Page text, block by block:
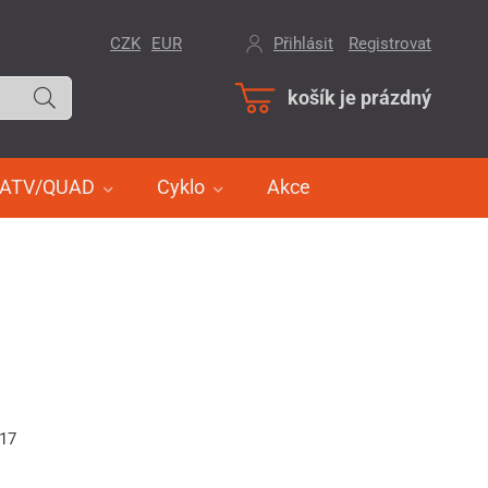
košík je prázdný
ATV/QUAD Cyklo Akce
CZK EUR Přihlásit Registrovat